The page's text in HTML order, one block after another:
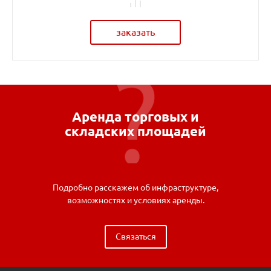
заказать
Аренда торговых и
складских площадей
Подробно расскажем об инфраструктуре,
возможностях и условиях аренды.
Связаться